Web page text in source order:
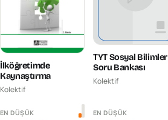
İlköğretimde
Kaynaştırma
Kolektif
EN DÜŞÜK
TYT Sosyal Bilimler
Soru Bankası
Kolektif
EN DÜŞÜK